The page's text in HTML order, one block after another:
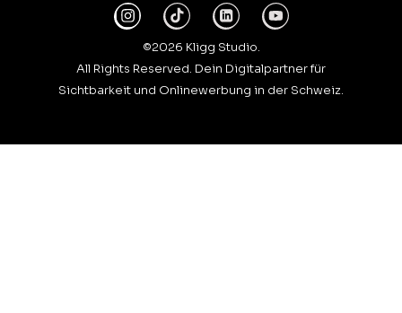
©2026 Kligg Studio.
All Rights Reserved. Dein Digitalpartner für
Sichtbarkeit und Onlinewerbung in der Schweiz.